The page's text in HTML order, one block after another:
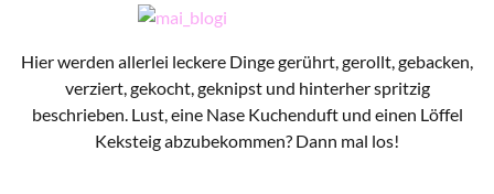
Hier werden allerlei leckere Dinge gerührt, gerollt, gebacken,
verziert, gekocht, geknipst und hinterher spritzig
beschrieben. Lust, eine Nase Kuchenduft und einen Löffel
Keksteig abzubekommen? Dann mal los!